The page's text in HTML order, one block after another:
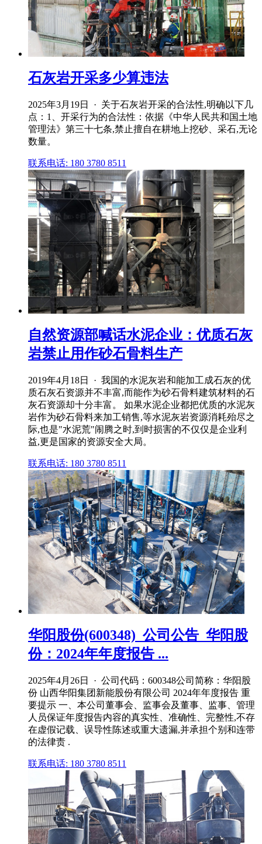
石灰岩开采多少算违法
2025年3月19日 · 关于石灰岩开采的合法性,明确以下几
点：1、开采行为的合法性：依据《中华人民共和国土地
管理法》第三十七条,禁止擅自在耕地上挖砂、采石,无论
数量。
联系电话: 180 3780 8511
自然资源部喊话水泥企业：优质石灰
岩禁止用作砂石骨料生产
2019年4月18日 · 我国的水泥灰岩和能加工成石灰的优
质石灰石资源并不丰富,而能作为砂石骨料建筑材料的石
灰石资源却十分丰富。 如果水泥企业都把优质的水泥灰
岩作为砂石骨料来加工销售,等水泥灰岩资源消耗殆尽之
际,也是"水泥荒"闹腾之时,到时损害的不仅仅是企业利
益,更是国家的资源安全大局。
联系电话: 180 3780 8511
华阳股份(600348)_公司公告_华阳股
份：2024年年度报告 ...
2025年4月26日 · 公司代码：600348公司简称：华阳股
份 山西华阳集团新能股份有限公司 2024年年度报告 重
要提示 一、本公司董事会、监事会及董事、监事、管理
人员保证年度报告内容的真实性、准确性、完整性,不存
在虚假记载、误导性陈述或重大遗漏,并承担个别和连带
的法律责 .
联系电话: 180 3780 8511